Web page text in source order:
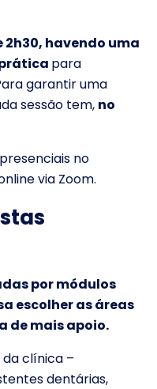
2h30, havendo uma
para
garantir uma
sessão tem, no
no
via Zoom.
por módulos
escolher as áreas
de mais apoio.
clínica –
dentárias,